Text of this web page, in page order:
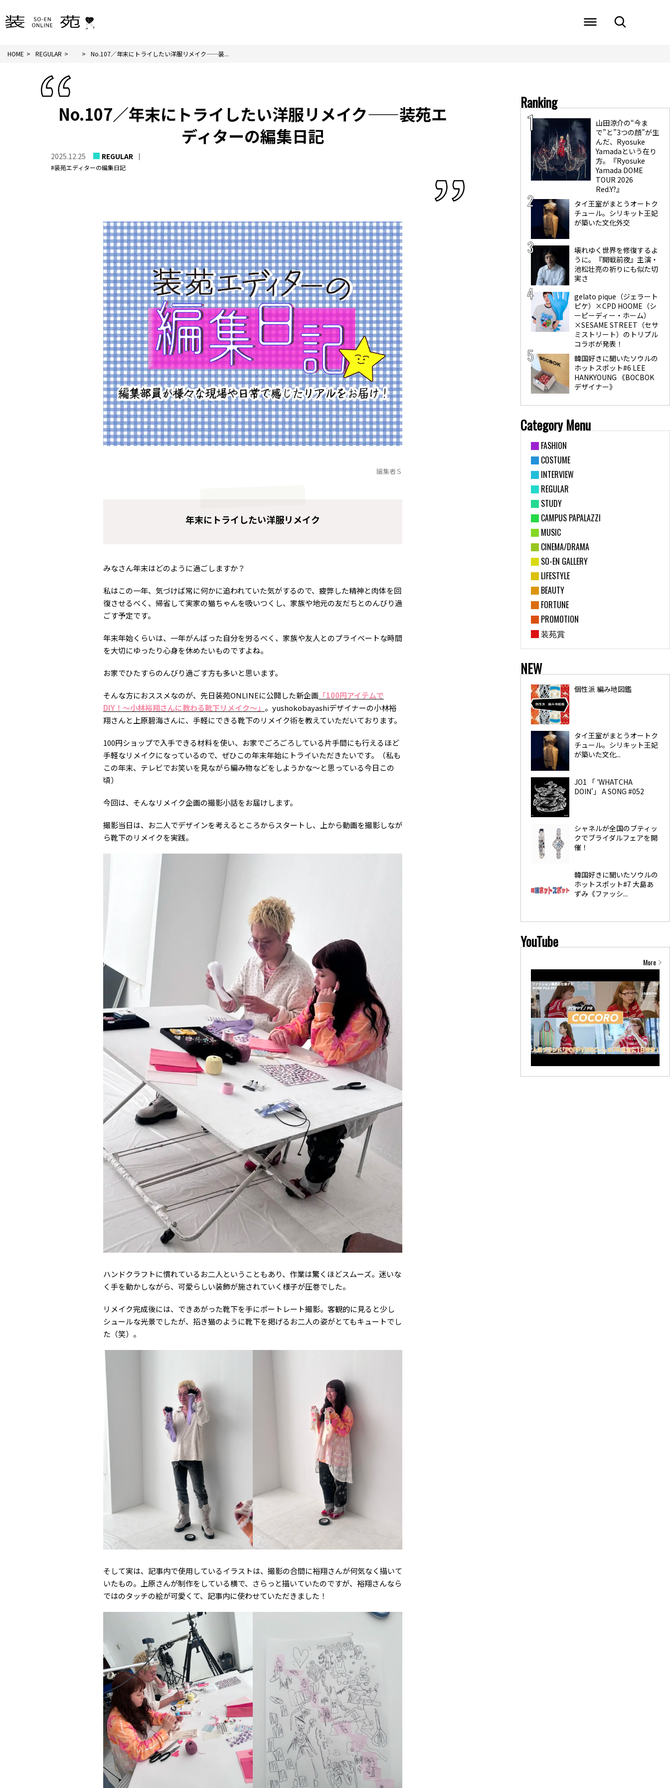
HOME REGULAR No.107／年末にトライしたい洋服リメイク——装...
No.107／年末にトライしたい洋服リメイク——装苑エ
ディターの編集日記
2025.12.25 REGULAR
#装苑エディターの編集日記
編集者Ｓ
年末にトライしたい洋服リメイク
みなさん年末はどのように過ごしますか？
私はこの一年、気づけば常に何かに追われていた気がするので、疲弊した精神と肉体を回
復させるべく、帰省して実家の猫ちゃんを吸いつくし、家族や地元の友だちとのんびり過
ごす予定です。
年末年始くらいは、一年がんばった自分を労るべく、家族や友人とのプライベートな時間
を大切にゆったり心身を休めたいものですよね。
お家でひたすらのんびり過ごす方も多いと思います。
そんな方におススメなのが、先日装苑ONLINEに公開した新企画 「100円アイテムで
DIY！～小林裕翔さんに教わる靴下リメイク～」 。yushokobayashiデザイナーの小林裕
翔さんと上原碧海さんに、手軽にできる靴下のリメイク術を教えていただいております。
100円ショップで入手できる材料を使い、お家でごろごろしている片手間にも行えるほど
手軽なリメイクになっているので、ぜひこの年末年始にトライいただきたいです。（私も
この年末、テレビでお笑いを見ながら編み物などをしようかな～と思っている今日この
頃）
今回は、そんなリメイク企画の撮影小話をお届けします。
撮影当日は、お二人でデザインを考えるところからスタートし、上から動画を撮影しなが
ら靴下のリメイクを実践。
ハンドクラフトに慣れているお二人ということもあり、作業は驚くほどスムーズ。迷いな
く手を動かしながら、可愛らしい装飾が施されていく様子が圧巻でした。
リメイク完成後には、できあがった靴下を手にポートレート撮影。客観的に見ると少し
シュールな光景でしたが、招き猫のように靴下を掲げるお二人の姿がとてもキュートでし
た（笑）。
そして実は、記事内で使用しているイラストは、撮影の合間に裕翔さんが何気なく描いて
いたもの。上原さんが制作をしている横で、さらっと描いていたのですが、裕翔さんなら
ではのタッチの絵が可愛くて、記事内に使わせていただきました！
Ranking
山田涼介の“今ま
で”と”3つの顔”が生
んだ、Ryosuke
Yamadaという在り
方。『Ryosuke
Yamada DOME
TOUR 2026
Red.Y?』
タイ王室がまとうオートク
チュール。シリキット王妃
が築いた文化外交
壊れゆく世界を修復するよ
うに。『開戦前夜』主演・
池松壮亮の祈りにも似た切
実さ
gelato pique（ジェラート
ピケ）×CPD HOOME（シ
ーピーディー・ホーム）
×SESAME STREET（セサ
ミストリート）のトリプル
コラボが発表！
韓国好きに聞いたソウルの
ホットスポット#6 LEE
HANKYOUNG 《BOCBOK
デザイナー》
Category Menu
FASHION
COSTUME
INTERVIEW
REGULAR
STUDY
CAMPUS PAPALAZZI
MUSIC
CINEMA/DRAMA
SO-EN GALLERY
LIFESTYLE
BEAUTY
FORTUNE
PROMOTION
装苑賞
NEW
個性派 編み地図鑑
タイ王室がまとうオートク
チュール。シリキット王妃
が築いた文化...
JO1 「 'WHATCHA
DOIN'」 A SONG #052
シャネルが全国のブティッ
クでブライダルフェアを開
催！
韓国好きに聞いたソウルの
ホットスポット#7 大島あ
ずみ《ファッシ...
YouTube
More